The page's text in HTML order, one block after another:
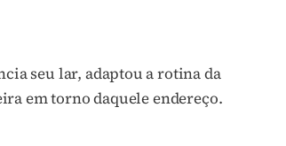
seu lar, adaptou a rotina da
em torno daquele endereço.